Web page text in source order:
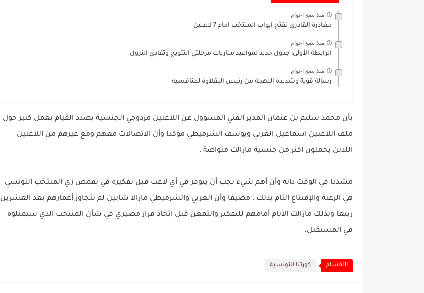
منذ بضع اعوام
مغادرة القادري تفتح ابواب المنتخب امام 7 لاعبين
منذ بضع اعوام
الرابطة الأولى: جدول جديد لمواعيد مباريات مرحلتي التتويج وتفادي النزول
منذ بضع اعوام
رسالة قوية وشديدة اللهجة من رئيس البقلاوة لمنافسيه
بأن محمد سليم بن عثمان المدير الفني المسؤول عن اللاعبين مزدوجي الجنسية بصدد القيام بعمل كبير حول
ملف اللاعبين اسماعيل الغربي ويوسف الشرميطي مؤكدا وأن الاتصالات معهم ومع غيرهم من اللاعبين
اللذين يحملون اكثر من جنسية مازالت متواصة ،
مشددا في الوقت ذاته وأن أهم شيء يجب أن يتوفر في أي لاعب قبل تفكيره في تقمص زي المنتخب التونسي
هي الرغبة والإقتناع التام بذلك ، مضيفا وأن الغربي والشرميطي مازالا شابين لم تتجاوز أعمارهم بعد العشرين
ربيعا وبذلك مازالت الأيام أمامهم للتفكير والتمعن قبل اتخاذ قرار مصيري في شأن المنتخب الذي سيمثلوه
في المستقبل.
الأقسام كورتنا التونسية